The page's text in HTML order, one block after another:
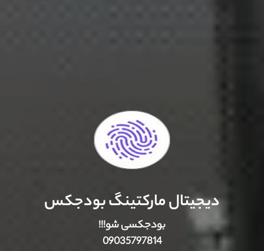
دیجیتال مارکتینگ بودجکس
بودجکسی شو!!!
09035797814